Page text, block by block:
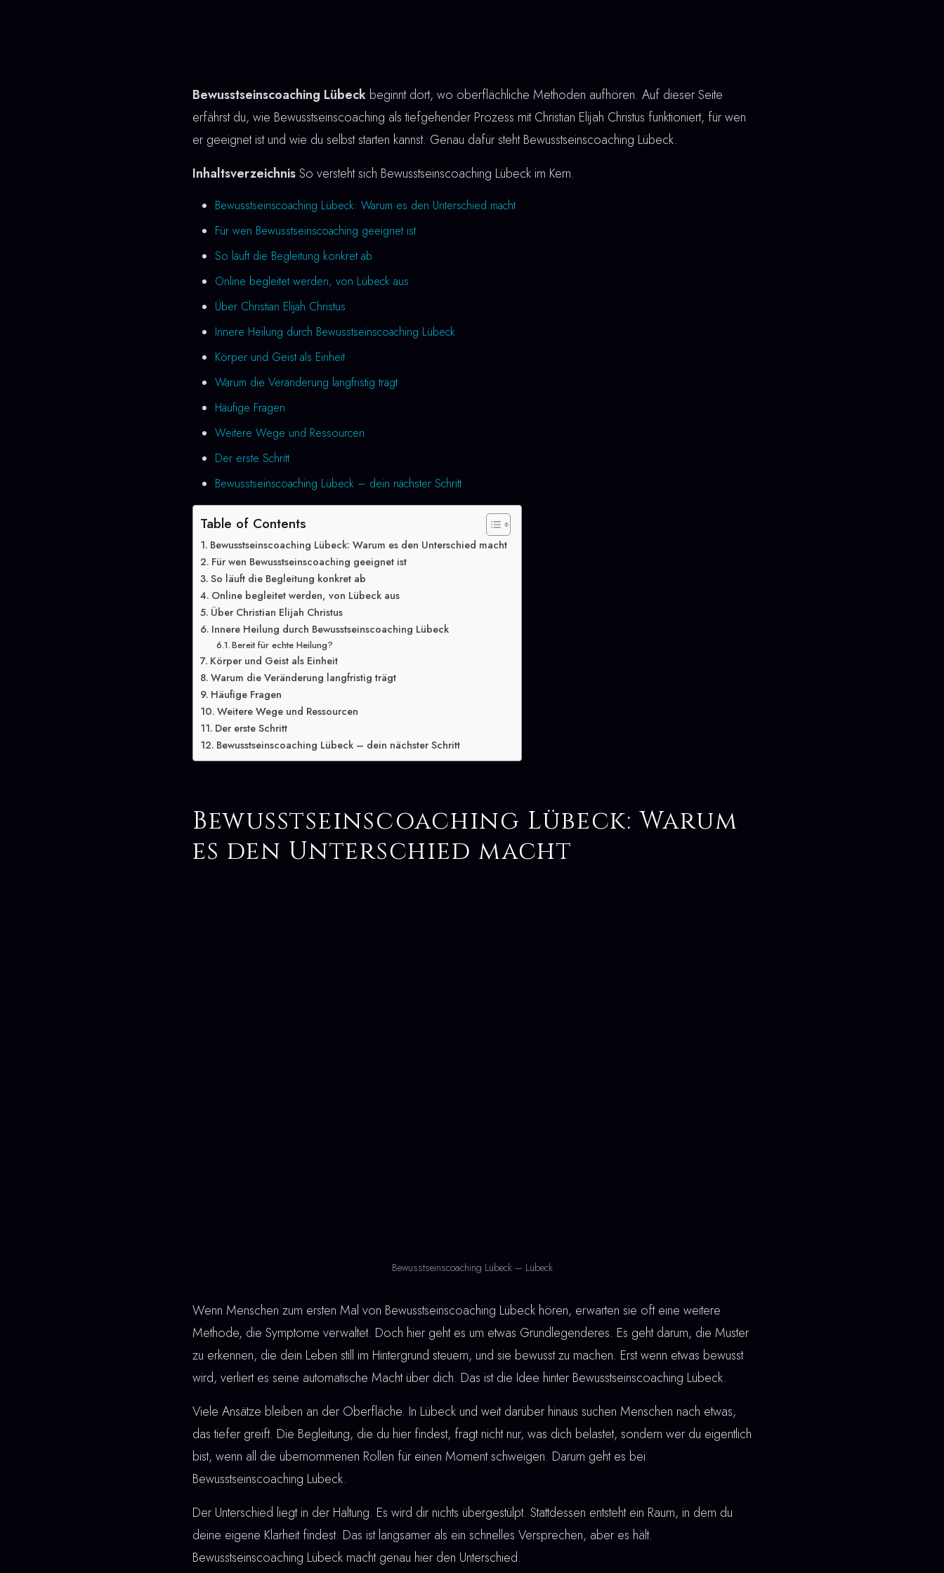
Bewusstseinscoaching Lübeck beginnt dort, wo oberflächliche Methoden aufhören. Auf dieser Seite
erfährst du, wie Bewusstseinscoaching als tiefgehender Prozess mit Christian Elijah Christus funktioniert, für wen
er geeignet ist und wie du selbst starten kannst. Genau dafür steht Bewusstseinscoaching Lübeck.
InhaltsverzeichnisSo versteht sich Bewusstseinscoaching Lübeck im Kern.
Bewusstseinscoaching Lübeck: Warum es den Unterschied macht
Für wen Bewusstseinscoaching geeignet ist
So läuft die Begleitung konkret ab
Online begleitet werden, von Lübeck aus
Über Christian Elijah Christus
Innere Heilung durch Bewusstseinscoaching Lübeck
Körper und Geist als Einheit
Warum die Veränderung langfristig trägt
Häufige Fragen
Weitere Wege und Ressourcen
Der erste Schritt
Bewusstseinscoaching Lübeck – dein nächster Schritt
Table of Contents
Bewusstseinscoaching Lübeck: Warum es den Unterschied macht
Für wen Bewusstseinscoaching geeignet ist
So läuft die Begleitung konkret ab
Online begleitet werden, von Lübeck aus
Über Christian Elijah Christus
Innere Heilung durch Bewusstseinscoaching Lübeck
Bereit für echte Heilung?
Körper und Geist als Einheit
Warum die Veränderung langfristig trägt
Häufige Fragen
Weitere Wege und Ressourcen
Der erste Schritt
Bewusstseinscoaching Lübeck – dein nächster Schritt
Bewusstseinscoaching Lübeck: Warum
es den Unterschied macht
Bewusstseinscoaching Lübeck – Lübeck
Wenn Menschen zum ersten Mal von Bewusstseinscoaching Lübeck hören, erwarten sie oft eine weitere
Methode, die Symptome verwaltet. Doch hier geht es um etwas Grundlegenderes. Es geht darum, die Muster
zu erkennen, die dein Leben still im Hintergrund steuern, und sie bewusst zu machen. Erst wenn etwas bewusst
wird, verliert es seine automatische Macht über dich. Das ist die Idee hinter Bewusstseinscoaching Lübeck.
Viele Ansätze bleiben an der Oberfläche. In Lübeck und weit darüber hinaus suchen Menschen nach etwas,
das tiefer greift. Die Begleitung, die du hier findest, fragt nicht nur, was dich belastet, sondern wer du eigentlich
bist, wenn all die übernommenen Rollen für einen Moment schweigen. Darum geht es bei
Bewusstseinscoaching Lübeck.
Der Unterschied liegt in der Haltung. Es wird dir nichts übergestülpt. Stattdessen entsteht ein Raum, in dem du
deine eigene Klarheit findest. Das ist langsamer als ein schnelles Versprechen, aber es hält.
Bewusstseinscoaching Lübeck macht genau hier den Unterschied.